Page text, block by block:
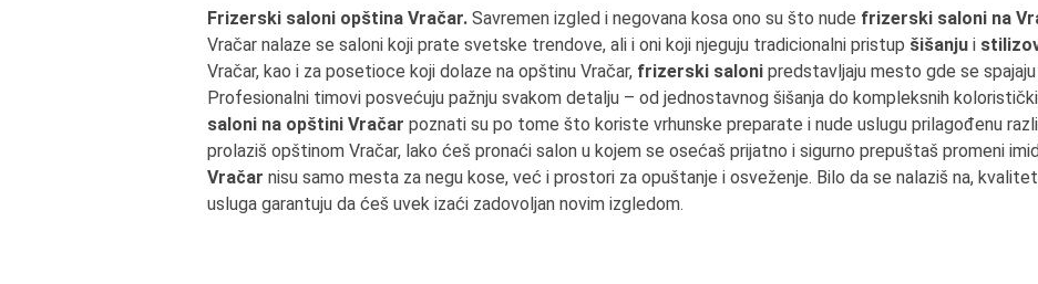
Frizerski saloni opština Vračar. Savremen izgled i negovana kosa ono su što nude frizerski saloni na
Vračar nalaze se saloni koji prate svetske trendove, ali i oni koji njeguju tradicionalni pristup šišanju i
Vračar, kao i za posetioce koji dolaze na opštinu Vračar, frizerski saloni predstavljaju mesto gde se
Profesionalni timovi posvećuju pažnju svakom detalju – od jednostavnog šišanja do kompleksnih
saloni na opštini Vračar poznati su po tome što koriste vrhunske preparate i nude uslugu prilagođenu
prolaziš opštinom Vračar, lako ćeš pronaći salon u kojem se osećaš prijatno i sigurno prepuštaš promeni
Vračar nisu samo mesta za negu kose, već i prostori za opuštanje i osveženje. Bilo da se nalaziš na,
usluga garantuju da ćeš uvek izaći zadovoljan novim izgledom.